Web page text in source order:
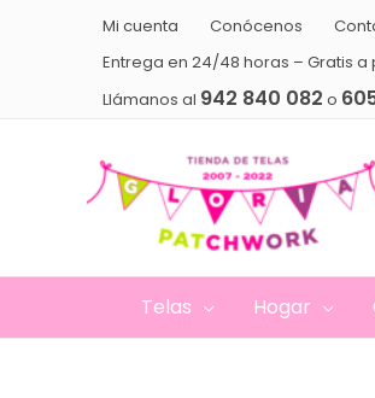
Mi cuenta Conócenos
Entrega en 24/48 horas – Gratis
Llámanos al 942 840 082 o
Telas Hogar